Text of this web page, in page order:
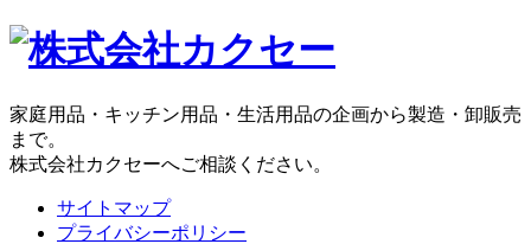
家庭用品・キッチン用品・生活用品の企画から製造・卸販売
まで。
株式会社カクセーへご相談ください。
サイトマップ
プライバシーポリシー